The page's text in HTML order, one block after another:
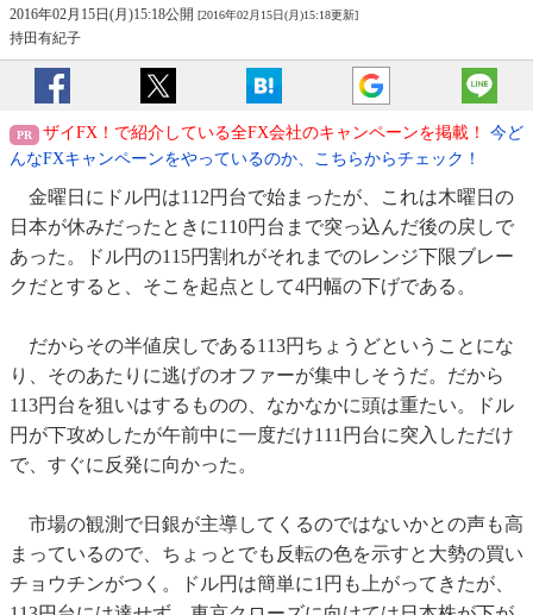
2016年02月15日(月)15:18公開 [2016年02月15日(月)15:18更新]
持田有紀子
ザイFX！で紹介している全FX会社のキャンペーンを掲載！
今ど
んなFXキャンペーンをやっているのか、こちらからチェック！
金曜日にドル円は112円台で始まったが、これは木曜日の
日本が休みだったときに110円台まで突っ込んだ後の戻しで
あった。ドル円の115円割れがそれまでのレンジ下限ブレー
クだとすると、そこを起点として4円幅の下げである。
だからその半値戻しである113円ちょうどということにな
り、そのあたりに逃げのオファーが集中しそうだ。だから
113円台を狙いはするものの、なかなかに頭は重たい。ドル
円が下攻めしたが午前中に一度だけ111円台に突入しただけ
で、すぐに反発に向かった。
市場の観測で日銀が主導してくるのではないかとの声も高
まっているので、ちょっとでも反転の色を示すと大勢の買い
チョウチンがつく。ドル円は簡単に1円も上がってきたが、